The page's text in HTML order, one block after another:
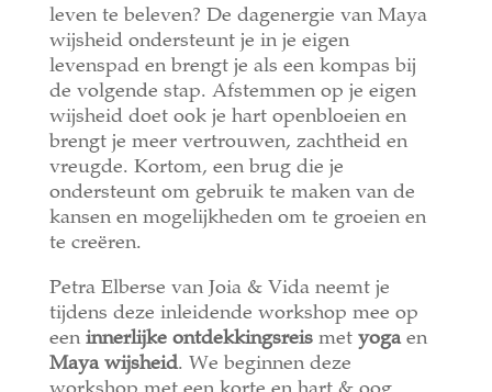
leven te beleven? De dagenergie van Maya
wijsheid ondersteunt je in je eigen
levenspad en brengt je als een kompas bij
de volgende stap. Afstemmen op je eigen
wijsheid doet ook je hart openbloeien en
brengt je meer vertrouwen, zachtheid en
vreugde. Kortom, een brug die je
ondersteunt om gebruik te maken van de
kansen en mogelijkheden om te groeien en
te creëren.
Petra Elberse van Joia & Vida neemt je
tijdens deze inleidende workshop mee op
een innerlijke ontdekkingsreismet yogaen
Maya wijsheid. We beginnen deze